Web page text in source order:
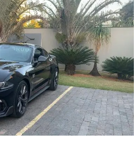
Esplanada fica pequena e CÊ TÁ DOIDO FESTIVAL anuncia mudança para o gramado do Mineirão
Hot Wheels Monster Trucks Live™ confirma Belo Horizonte na turnê América do Sul 2027